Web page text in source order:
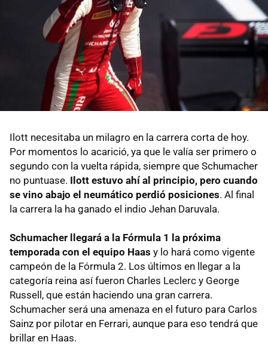
Ilott necesitaba un milagro en la carrera corta de hoy.
Por momentos lo acarició, ya que le valía ser primero o
segundo con la vuelta rápida, siempre que Schumacher
no puntuase. Ilott estuvo ahí al principio, pero cuando
se vino abajo el neumático perdió posiciones. Al final
la carrera la ha ganado el indio Jehan Daruvala.
Schumacher llegará a la Fórmula 1 la próxima
temporada con el equipo Haas y lo hará como vigente
campeón de la Fórmula 2. Los últimos en llegar a la
categoría reina así fueron Charles Leclerc y George
Russell, que están haciendo una gran carrera.
Schumacher será una amenaza en el futuro para Carlos
Sainz por pilotar en Ferrari, aunque para eso tendrá que
brillar en Haas.